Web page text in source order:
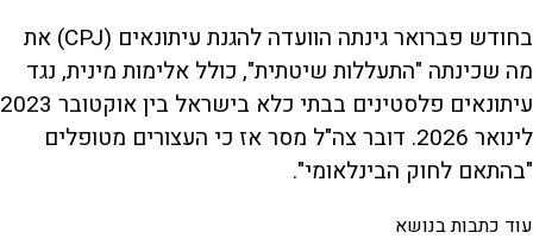
בחודש פברואר גינתה הוועדה להגנת עיתונאים (CPJ) את
מה שכינתה "התעללות שיטתית", כולל אלימות מינית, נגד
עיתונאים פלסטינים בבתי כלא בישראל בין אוקטובר 2023
לינואר 2026. דובר צה"ל מסר אז כי העצורים מטופלים
"בהתאם לחוק הבינלאומי".
עוד כתבות בנושא